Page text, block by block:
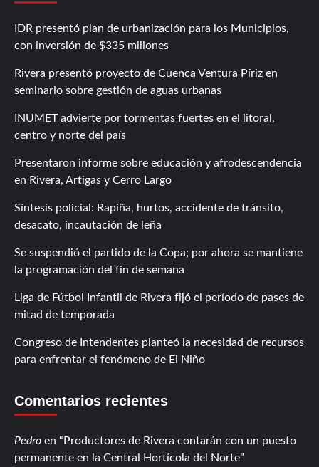
IDR presentó plan de urbanización para los Municipios,
con inversión de $335 millones
Rivera presentó proyecto de Cuenca Ventura Píriz en
seminario sobre gestión de aguas urbanas
INUMET advierte por tormentas fuertes en el litoral,
centro y norte del país
Presentaron informe sobre educación y afrodescendencia
en Rivera, Artigas y Cerro Largo
Síntesis policial: Rapiña, hurtos, accidente de tránsito,
desacato, incautación de leña
Se suspendió el partido de la Copa; por ahora se mantiene
la programación del fin de semana
Liga de Fútbol Infantil de Rivera fijó el período de pases de
mitad de temporada
Congreso de Intendentes planteó la necesidad de recursos
para enfrentar el fenómeno de El Niño
Comentarios recientes
Pedro en
Productores de Rivera contarán con un puesto
permanente en la Central Hortícola del Norte